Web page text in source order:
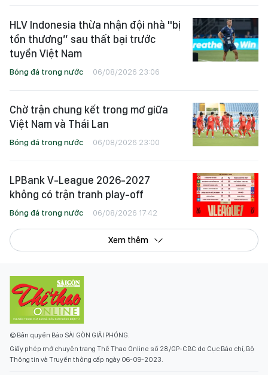
HLV Indonesia thừa nhận đội nhà "bị
tổn thương” sau thất bại trước
tuyển Việt Nam
Bóng đá trong nước 06/08/2026 23:06
Chờ trận chung kết trong mơ giữa
Việt Nam và Thái Lan
Bóng đá trong nước 06/08/2026 23:00
LPBank V-League 2026-2027
không có trận tranh play-off
Bóng đá trong nước 06/08/2026 17:42
Xem thêm
© Bản quyền Báo SÀI GÒN GIẢI PHÓNG.
Giấy phép mở chuyên trang Thể Thao Online số 28/GP-CBC do Cục Báo chí, Bộ
Thông tin và Truyền thông cấp ngày 06-09-2023.